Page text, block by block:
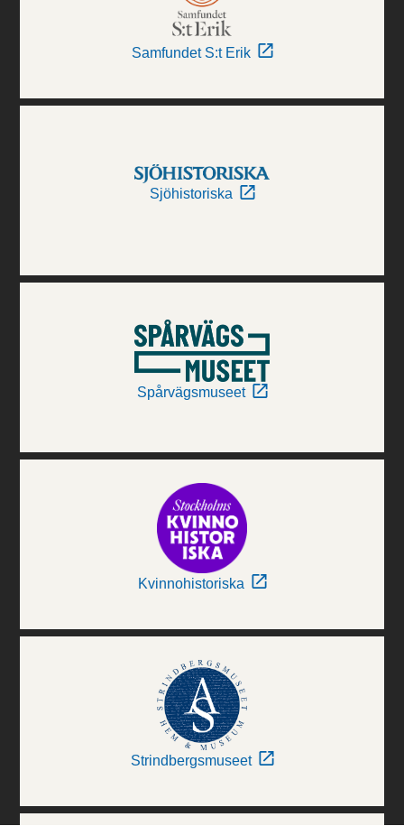
Samfundet S:t Erik
Sjöhistoriska
Spårvägsmuseet
Kvinnohistoriska
Strindbergsmuseet